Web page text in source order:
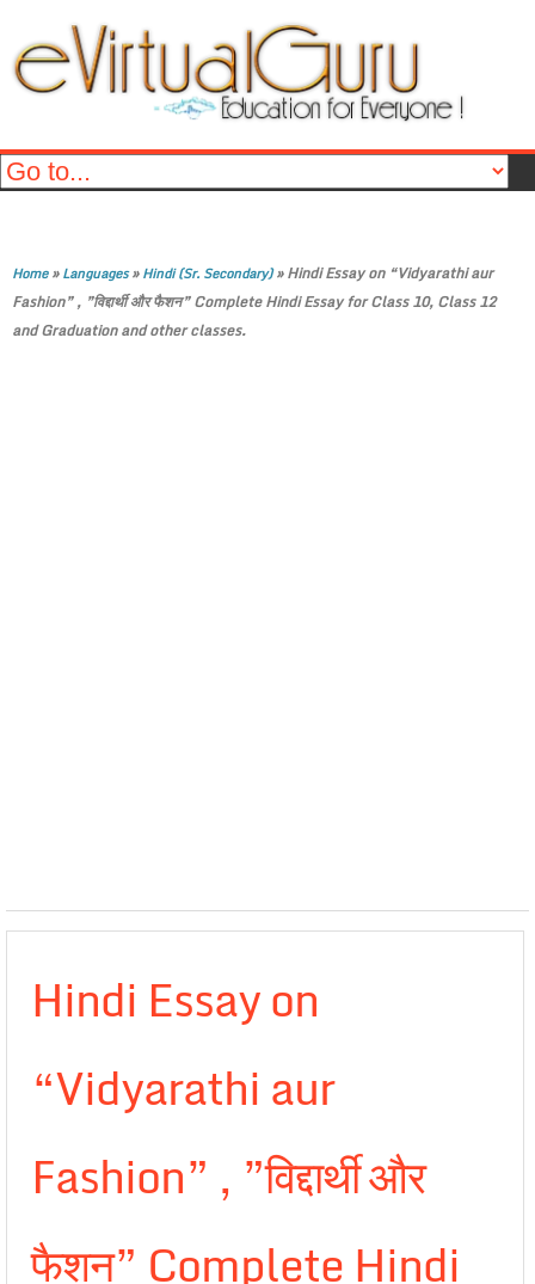
Home»Languages»Hindi (Sr. Secondary)»Hindi Essay on “Vidyarathi aur
Fashion” , ”विद्दार्थी और फैशन” Complete Hindi Essay for Class 10, Class 12
and Graduation and other classes.
Hindi Essay on
“Vidyarathi aur
Fashion” , ”विद्दार्थी और
फैशन” Complete Hindi